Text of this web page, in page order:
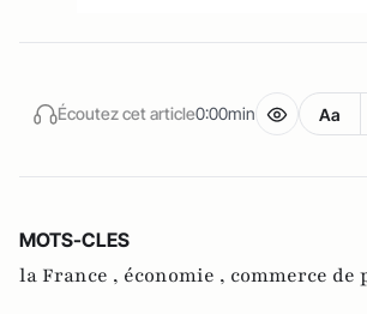
Écoutez cet article0:00min Aa
MOTS-CLES
la France , économie , commerce de